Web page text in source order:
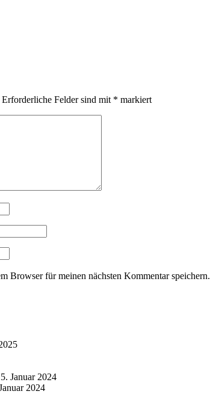
Erforderliche Felder sind mit * markiert
Browser für meinen nächsten Kommentar speichern.
Januar 2024
2024